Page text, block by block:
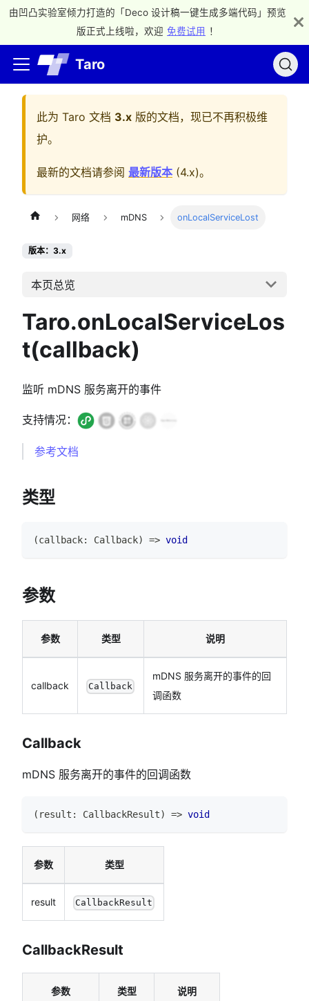
由凹凸实验室倾力打造的「Deco 设计稿一键生成多端代码」预览
版正式上线啦，欢迎 免费试用 ！
Taro
此为 Taro 文档 3.x 版的文档，现已不再积极维
护。
最新的文档请参阅 最新版本 (4.x)。
网络 mDNS onLocalServiceLost
版本：3.x
本页总览
Taro.onLocalServiceLos
t(callback)
监听 mDNS 服务离开的事件
支持情况：
参考文档
类型
(callback: Callback) => void
参数
参数 类型 说明
callback Callback
mDNS 服务离开的事件的回
调函数
Callback
mDNS 服务离开的事件的回调函数
( result : CallbackResult) => void
参数 类型
result CallbackResult
CallbackResult
参数 类型 说明